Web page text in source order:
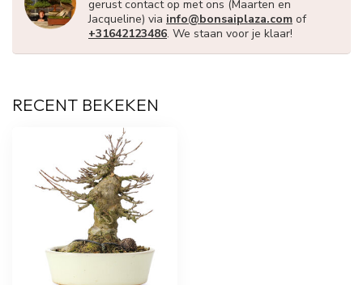
gerust contact op met ons (Maarten en
Jacqueline) via info@bonsaiplaza.com of
+31642123486. We staan voor je klaar!
RECENT BEKEKEN